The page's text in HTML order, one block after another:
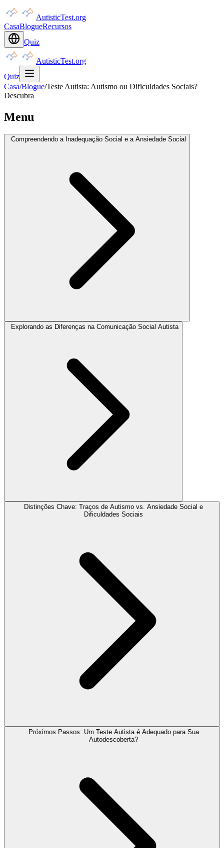
AutisticTest.org
CasaBlogueRecursos
Quiz
AutisticTest.org
Quiz
Casa/Blogue/Teste Autista: Autismo ou Dificuldades Sociais?
Descubra
Menu
Compreendendo a Inadequação Social e a Ansiedade Social
Explorando as Diferenças na Comunicação Social Autista
Distinções Chave: Traços de Autismo vs. Ansiedade Social e
Dificuldades Sociais
Próximos Passos: Um Teste Autista é Adequado para Sua
Autodescoberta?